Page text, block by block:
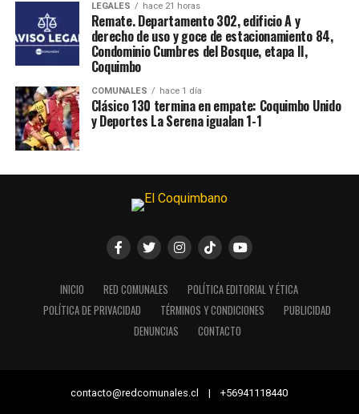
LEGALES hace 21 horas
Remate. Departamento 302, edificio A y
derecho de uso y goce de estacionamiento 84,
Condominio Cumbres del Bosque, etapa II,
Coquimbo
COMUNALES hace 1 día
Clásico 130 termina en empate: Coquimbo Unido
y Deportes La Serena igualan 1-1
INICIO RED COMUNALES
POLÍTICA EDITORIAL Y ÉTICA
POLÍTICA DE PRIVACIDAD
TÉRMINOS Y CONDICIONES
PUBLICIDAD
DENUNCIAS
CONTACTO
contacto@redcomunales.cl | +56941118440